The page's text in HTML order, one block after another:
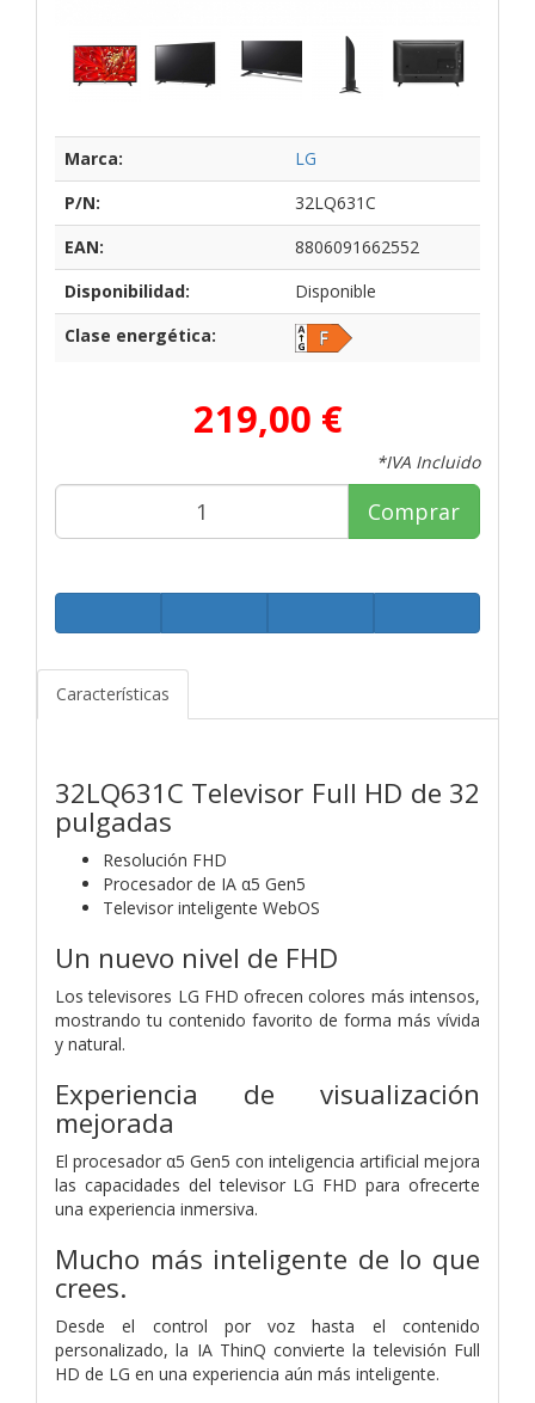
Marca:
LG
P/N:
32LQ631C
EAN:
8806091662552
Disponibilidad:
Disponible
Clase energética:
219,00 €
*IVA Incluido
Comprar
Características
32LQ631C Televisor Full HD de 32
pulgadas
Resolución FHD
Procesador de IA α5 Gen5
Televisor inteligente WebOS
Un nuevo nivel de FHD
Los televisores LG FHD ofrecen colores más intensos,
mostrando tu contenido favorito de forma más vívida
y natural.
Experiencia de visualización
mejorada
El procesador α5 Gen5 con inteligencia artificial mejora
las capacidades del televisor LG FHD para ofrecerte
una experiencia inmersiva.
Mucho más inteligente de lo que
crees.
Desde el control por voz hasta el contenido
personalizado, la IA ThinQ convierte la televisión Full
HD de LG en una experiencia aún más inteligente.